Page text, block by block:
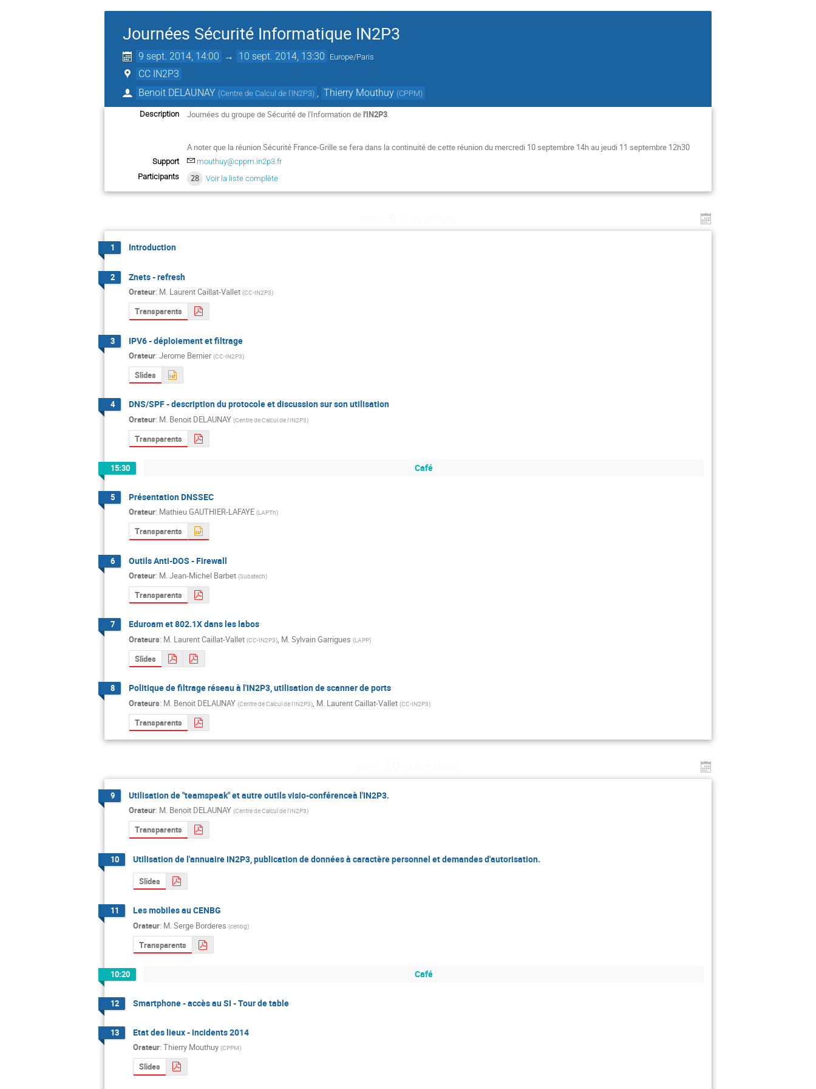
Journées Sécurité Informatique IN2P3
9 sept. 2014, 14:00 → 10 sept. 2014, 13:30 Europe/Paris
CC IN2P3
Benoit DELAUNAY (Centre de Calcul de l'IN2P3) Thierry Mouthuy (CPPM)
Description Journées du groupe de Sécurité de l'Information del'IN2P3
A noter que la réunion Sécurité France-Grille se fera dans la continuité de cette réunion du mercredi 10 septembre 14h au jeudi 11 septembre 12h30
Support
mouthuy@cppm.in2p3.fr
Participants
28 Voir la liste complète
1 Introduction
2 Znets - refresh
Orateur: M. Laurent Caillat-Vallet (CC-IN2P3)
Transparents
3 IPV6 - déploiement et filtrage
Orateur: Jerome Bernier (CC-IN2P3)
Slides
4 DNS/SPF - description du protocole et discussion sur son utilisation
Orateur: M. Benoit DELAUNAY (Centre de Calcul de l'IN2P3)
Transparents
15:30 Café
5 Présentation DNSSEC
Orateur: Mathieu GAUTHIER-LAFAYE (LAPTh)
Transparents
6 Outils Anti-DOS - Firewall
Orateur: M.Jean-Michel Barbet (Subatech)
Transparents
7 Eduroam et 802.1X dans les labos
Orateurs: M. Laurent Caillat-Vallet (CC-IN2P3), M.Sylvain Garrigues (LAPP)
Slides
8 Politique de filtrage réseau à l'IN2P3, utilisation de scanner de ports
Orateurs: M. Benoit DELAUNAY (Centre de Calcul de l'IN2P3), M. Laurent Caillat-Vallet (CC-IN2P3)
Transparents
9 Utilisation de "teamspeak" et autre outils visio-conférenceà l'IN2P3.
Orateur: M. Benoit DELAUNAY (Centre de Calcul de l'IN2P3)
Transparents
10 Utilisation de l'annuaire IN2P3, publication de données à caractère personnel et demandes d'autorisation.
Slides
11 Les mobiles au CENBG
Orateur: M.Serge Borderes (cenbg)
Transparents
10:20 Café
12 Smartphone - accès au SI - Tour de table
13 Etat des lieux - incidents 2014
Orateur: Thierry Mouthuy (CPPM)
Slides